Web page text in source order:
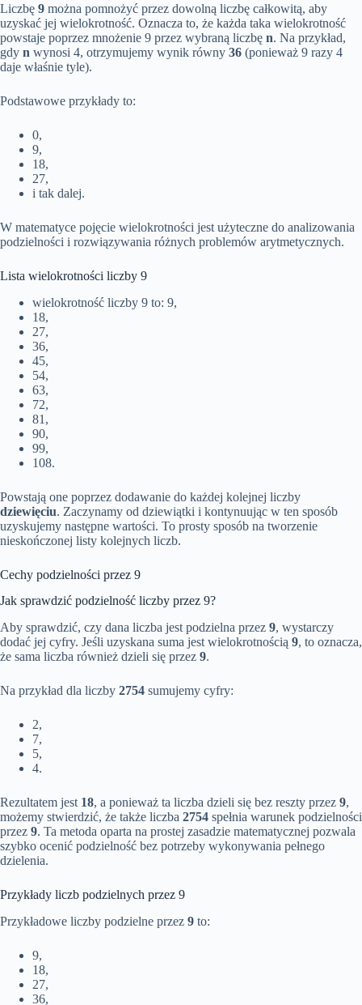
Liczbę 9 można pomnożyć przez dowolną liczbę całkowitą, aby
uzyskać jej wielokrotność. Oznacza to, że każda taka wielokrotność
powstaje poprzez mnożenie 9 przez wybraną liczbę n. Na przykład,
gdy n wynosi 4, otrzymujemy wynik równy 36 (ponieważ 9 razy 4
daje właśnie tyle).
Podstawowe przykłady to:
0,
9,
18,
27,
i tak dalej.
W matematyce pojęcie wielokrotności jest użyteczne do analizowania
podzielności i rozwiązywania różnych problemów arytmetycznych.
Lista wielokrotności liczby 9
wielokrotność liczby 9 to: 9,
18,
27,
36,
45,
54,
63,
72,
81,
90,
99,
108.
Powstają one poprzez dodawanie do każdej kolejnej liczby
dziewięciu. Zaczynamy od dziewiątki i kontynuując w ten sposób
uzyskujemy następne wartości. To prosty sposób na tworzenie
nieskończonej listy kolejnych liczb.
Cechy podzielności przez 9
Jak sprawdzić podzielność liczby przez 9?
Aby sprawdzić, czy dana liczba jest podzielna przez 9, wystarczy
dodać jej cyfry. Jeśli uzyskana suma jest wielokrotnością 9, to oznacza,
że sama liczba również dzieli się przez 9.
Na przykład dla liczby 2754 sumujemy cyfry:
2,
7,
5,
4.
Rezultatem jest 18, a ponieważ ta liczba dzieli się bez reszty przez 9,
możemy stwierdzić, że także liczba 2754 spełnia warunek podzielności
przez 9. Ta metoda oparta na prostej zasadzie matematycznej pozwala
szybko ocenić podzielność bez potrzeby wykonywania pełnego
dzielenia.
Przykłady liczb podzielnych przez 9
Przykładowe liczby podzielne przez 9 to:
9,
18,
27,
36,